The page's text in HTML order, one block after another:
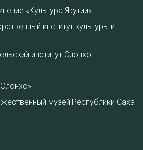
«Культура Якутии»
институт культуры и
институт Олонхо
музей Республики Саха